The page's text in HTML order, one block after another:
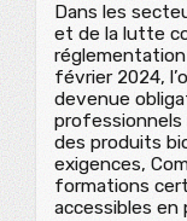
Dans les
et de la lutte
février 2024,
devenue
des produits
exigences,
formations
accessibles en